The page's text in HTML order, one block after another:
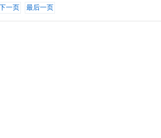
一页 最后一页